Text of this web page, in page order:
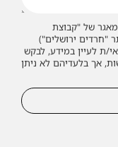
של "קבוצת
"חרדים ירושלים")
ת לעיין במידע, לבקש
אך בלעדיהם לא ניתן